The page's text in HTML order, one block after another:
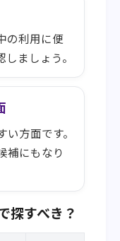
の利用に便
ましょう。
方面です。
補にもなり
探すべき？